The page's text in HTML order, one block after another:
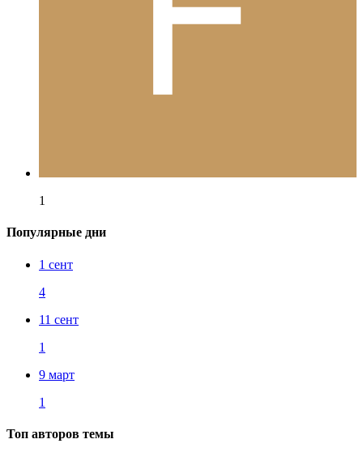
1
Популярные дни
1 сент
4
11 сент
1
9 март
1
Топ авторов темы